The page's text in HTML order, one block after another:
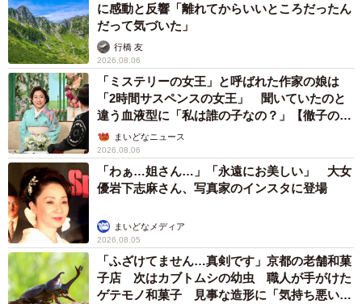
に感動と反響「離れてからいいところだったん
だって気づいた」
行橋 友
2026.08.06
「ミステリーの女王」と呼ばれた作家の娘は
「2時間サスペンスの女王」 聞いていたのと
違う血液型に「私は誰の子なの？」【徹子の部
屋】まいどなニュース
2026.08.06
「わぁ…姐さん…」「永遠にお美しい」 大女
優岩下志麻さん、写真家のインスタに登場
まいどなメディア
2026.08.05
「ふざけてません…真剣です」京都の老舗和菓
子店 次はカブトムシの幼虫 職人が手がけた
ゲテモノ和菓子 見事な造形に「気持ち悪いく